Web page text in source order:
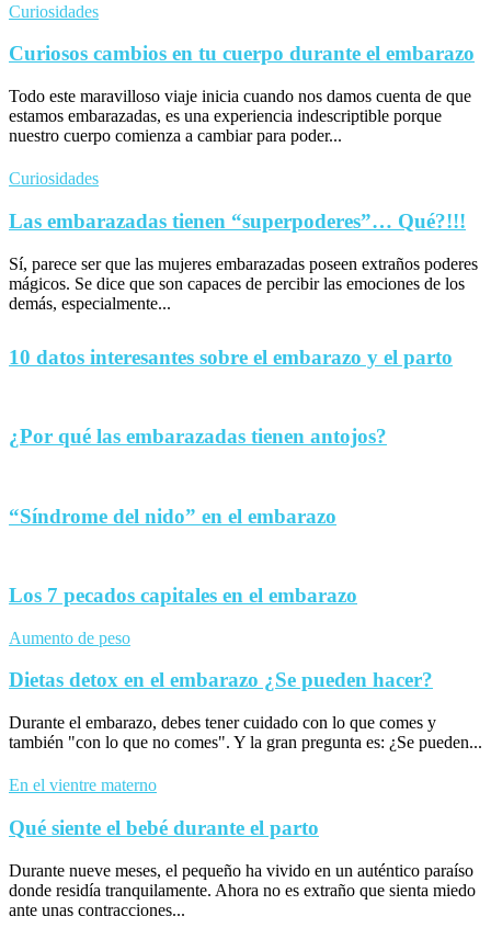
Curiosidades
Curiosos cambios en tu cuerpo durante el embarazo
Todo este maravilloso viaje inicia cuando nos damos cuenta de que
estamos embarazadas, es una experiencia indescriptible porque
nuestro cuerpo comienza a cambiar para poder...
Curiosidades
Las embarazadas tienen “superpoderes”… Qué?!!!
Sí, parece ser que las mujeres embarazadas poseen extraños poderes
mágicos. Se dice que son capaces de percibir las emociones de los
demás, especialmente...
10 datos interesantes sobre el embarazo y el parto
¿Por qué las embarazadas tienen antojos?
“Síndrome del nido” en el embarazo
Los 7 pecados capitales en el embarazo
Aumento de peso
Dietas detox en el embarazo ¿Se pueden hacer?
Durante el embarazo, debes tener cuidado con lo que comes y
también "con lo que no comes". Y la gran pregunta es: ¿Se pueden...
En el vientre materno
Qué siente el bebé durante el parto
Durante nueve meses, el pequeño ha vivido en un auténtico paraíso
donde residía tranquilamente. Ahora no es extraño que sienta miedo
ante unas contracciones...